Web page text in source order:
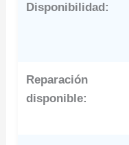
Disponibilidad:
Reparación
disponible: